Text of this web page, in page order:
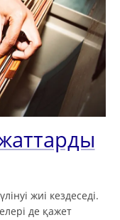
жиі кездеседі.
де қажет